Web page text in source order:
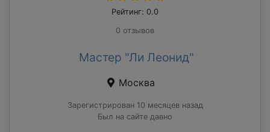
Рейтинг: 0.0
0 отзывов
Мастер "Ли Леонид"
Москва
Зарегистрирован 10 месяцев назад
Был на сайте давно